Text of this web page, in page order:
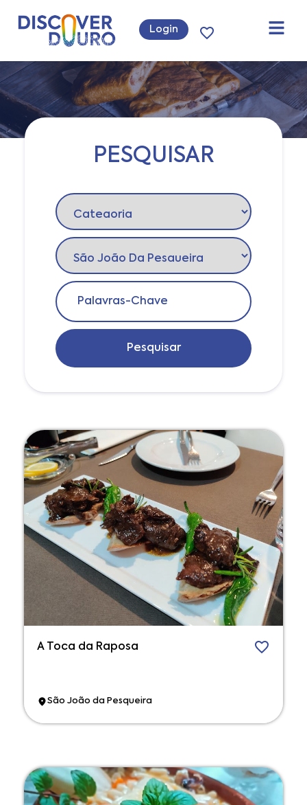
Login
PESQUISAR
Pesquisar
A Toca da Raposa
São João da Pesqueira